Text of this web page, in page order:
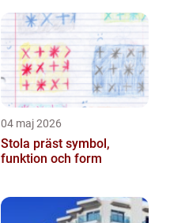
04 maj 2026
Stola präst symbol,
funktion och form